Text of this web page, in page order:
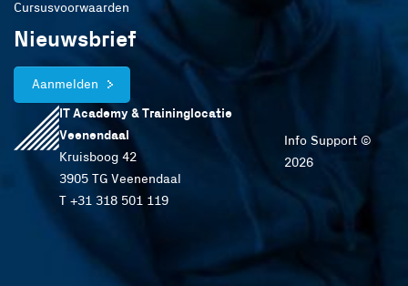
Cursusvoorwaarden
Nieuwsbrief
Aanmelden
IT Academy & Traininglocatie
Veenendaal
Kruisboog 42
3905 TG Veenendaal
T +31 318 501 119
Info Support ©
2026